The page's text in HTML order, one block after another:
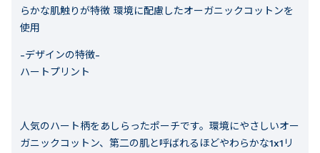
らかな肌触りが特徴 環境に配慮したオーガニックコットンを
使用
-デザインの特徴-
ハートプリント
人気のハート柄をあしらったポーチです。環境にやさしいオー
ガニックコットン、第二の肌と呼ばれるほどやわらかな1x1リ